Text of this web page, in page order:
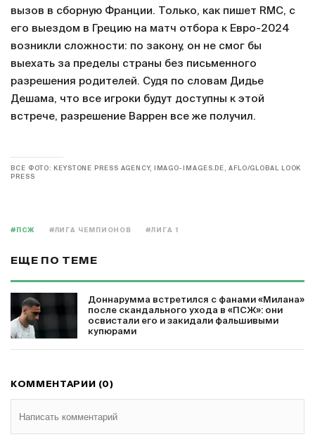
вызов в сборную Франции. Только, как пишет RMC, с
его выездом в Грецию на матч отбора к Евро-2024
возникли сложности: по закону, он не смог бы
выехать за пределы страны без письменного
разрешения родителей. Судя по словам Дидье
Дешама, что все игроки будут доступны к этой
встрече, разрешение Варрен все же получил.
ВСЕ ФОТО: KEYSTONE PRESS AGENCY, IMAGO-IMAGES.DE, AFLO/GLOBAL LOOK
PRESS
#ПСЖ #ЛИГА ЧЕМПИОНОВ #ЛИГА 1
ЕЩЕ ПО ТЕМЕ
Доннарумма встретился с фанами «Милана»
после скандального ухода в «ПСЖ»: они
освистали его и закидали фальшивыми
купюрами
КОММЕНТАРИИ (0)